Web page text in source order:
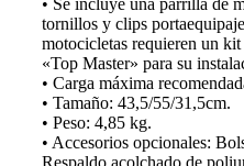
tornillos y clips
motocicletas requieren un
«Top Master» para su
• Carga máxima
• Tamaño: 43,5/55/31,5cm.
• Peso: 4,85 kg.
• Accesorios opcionales:
Respaldo acolchado de